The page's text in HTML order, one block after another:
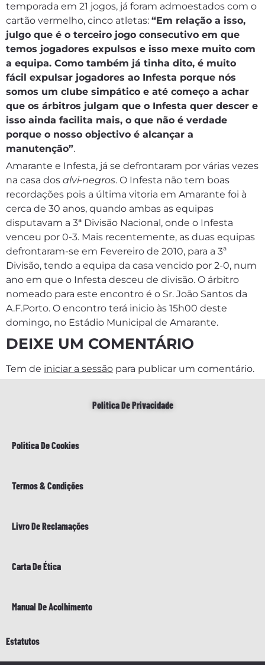
temporada em 21 jogos, já foram admoestados com o
cartão vermelho, cinco atletas: “Em relação a isso,
julgo que é o terceiro jogo consecutivo em que
temos jogadores expulsos e isso mexe muito com
a equipa. Como também já tinha dito, é muito
fácil expulsar jogadores ao Infesta porque nós
somos um clube simpático e até começo a achar
que os árbitros julgam que o Infesta quer descer e
isso ainda facilita mais, o que não é verdade
porque o nosso objectivo é alcançar a
manutenção”.
Amarante e Infesta, já se defrontaram por várias vezes
na casa dos alvi-negros. O Infesta não tem boas
recordações pois a última vitoria em Amarante foi à
cerca de 30 anos, quando ambas as equipas
disputavam a 3ª Divisão Nacional, onde o Infesta
venceu por 0-3. Mais recentemente, as duas equipas
defrontaram-se em Fevereiro de 2010, para a 3ª
Divisão, tendo a equipa da casa vencido por 2-0, num
ano em que o Infesta desceu de divisão. O árbitro
nomeado para este encontro é o Sr. João Santos da
A.F.Porto. O encontro terá inicio às 15h00 deste
domingo, no Estádio Municipal de Amarante.
DEIXE UM COMENTÁRIO
Tem de iniciar a sessão para publicar um comentário.
Politica De Privacidade
Politica De Cookies
Termos & Condições
Livro De Reclamações
Carta De Ética
Manual De Acolhimento
Estatutos